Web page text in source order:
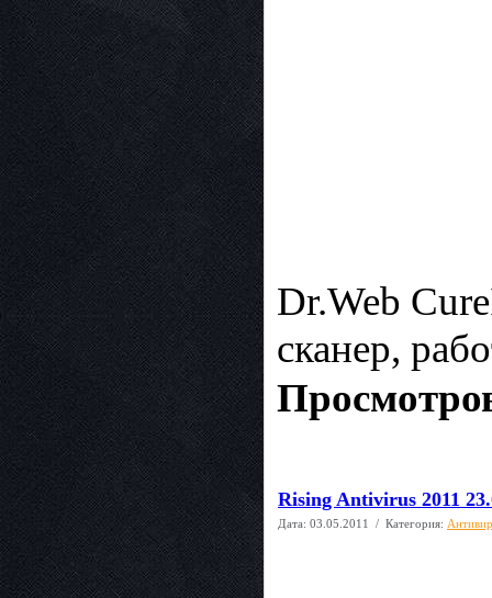
Dr.Web
сканер,
Rising Antivirus 2011
Дата: 03.05.2011 / Категория: